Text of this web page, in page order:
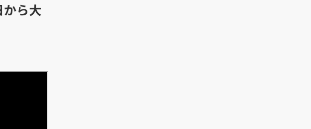
ら大